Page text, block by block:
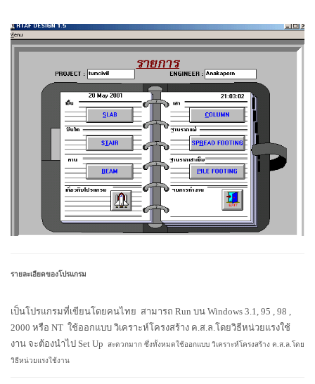
รายละเอียดของโปรแกรม
เป็นโปรแกรมที่เขียนโดยคนไทย สามารถ Run บน Windows 3.1, 95 , 98 ,
2000 หรือ NT ใช้ออกแบบ วิเคราะห์โครงสร้าง ค.ส.ล.โดยวิธีหน่วยแรงใช้
งาน จะต้องนำไป Set Up
สะดวกมาก ซึ่งทั้งหมดใช้ออกแบบ วิเคราะห์โครงสร้าง ค.ส.ล.โดย
วิธีหน่วยแรงใช้งาน